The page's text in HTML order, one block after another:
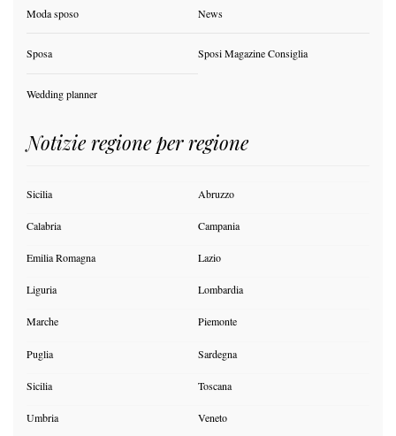
Moda sposo News
Sposa Sposi Magazine Consiglia
Wedding planner
Notizie regione per regione
Sicilia Abruzzo
Calabria Campania
Emilia Romagna Lazio
Liguria Lombardia
Marche Piemonte
Puglia Sardegna
Sicilia Toscana
Umbria Veneto